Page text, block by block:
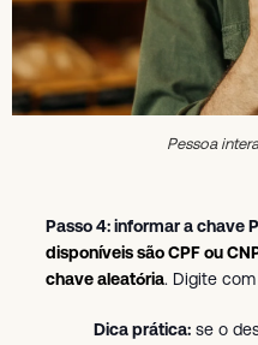
Pessoa
Passo 4: informar a chave
disponíveis são CPF ou
chave aleatória. Digite
Dica prática: se o